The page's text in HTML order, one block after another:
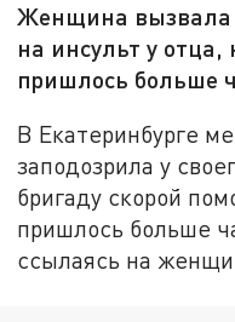
Женщина вызвала
на инсульт у
пришлось больше
В Екатеринбурге
заподозрила у
бригаду скорой
пришлось больше
ссылаясь на